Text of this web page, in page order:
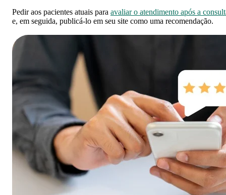
Pedir aos pacientes atuais para avaliar o atendimento após a
e, em seguida, publicá-lo em seu site como uma recomendação.